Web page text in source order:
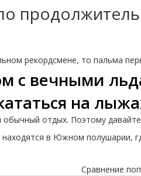
рекордсмене, то пальма
с вечными
на
обычный отдых. Поэтому
в Южном полушарии,
Сравнение